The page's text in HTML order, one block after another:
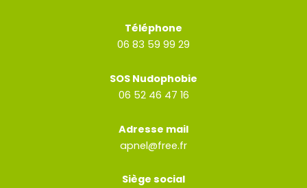
Téléphone
06 83 59 99 29
SOS Nudophobie
06 52 46 47 16
Adresse mail
apnel@free.fr
Siège social